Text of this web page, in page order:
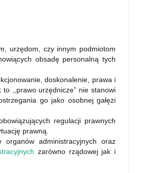
urzędom, czy innym podmiotom
obsadę personalną tych
doskonalenie, prawa i
,,prawo urzędnicze” nie stanowi
go jako osobnej gałęzi
regulacji prawnych
prawną.
organów administracyjnych oraz
zarówno rządowej jak i